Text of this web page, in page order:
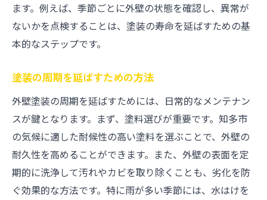
ます。例えば、季節ごとに外壁の状態を確認し、異常が
ないかを点検することは、塗装の寿命を延ばすための基
本的なステップです。
塗装の周期を延ばすための方法
外壁塗装の周期を延ばすためには、日常的なメンテナン
スが鍵となります。まず、塗料選びが重要です。知多市
の気候に適した耐候性の高い塗料を選ぶことで、外壁の
耐久性を高めることができます。また、外壁の表面を定
期的に洗浄して汚れやカビを取り除くことも、劣化を防
ぐ効果的な方法です。特に雨が多い季節には、水はけを